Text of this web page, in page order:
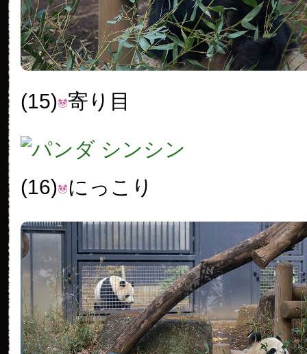
(15) 寄り目
(16) にっこり